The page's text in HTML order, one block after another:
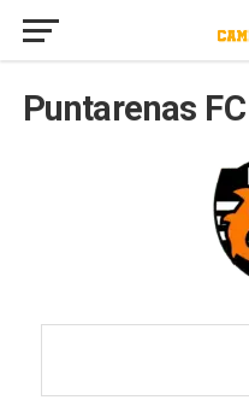
Puntarenas